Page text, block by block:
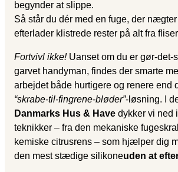
begynder at slippe.
Så står du dér med en fuge, der
efterlader klistrede rester på alt fra
Fortvivl ikke!Uanset om du er gør-det-
garvet handyman, findes der smarte
arbejdet både hurtigere og renere end
“skrabe-til-fingrene-bløder”-løsning. I
Danmarks Hus & Have dykker vi ned
teknikker – fra den mekaniske
kemiske citrusrens – som hjælper dig
den mest stædige silikoneuden at